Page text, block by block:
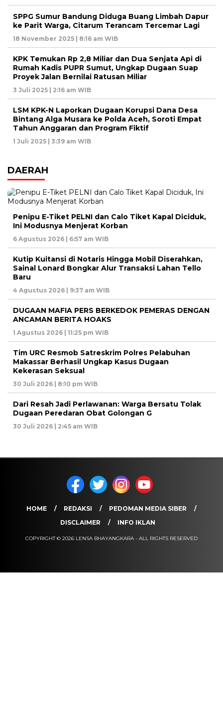
SPPG Sumur Bandung Diduga Buang Limbah Dapur
ke Parit Warga, Citarum Terancam Tercemar Lagi
18 November 2025 | 8:16 am WIB
KPK Temukan Rp 2,8 Miliar dan Dua Senjata Api di
Rumah Kadis PUPR Sumut, Ungkap Dugaan Suap
Proyek Jalan Bernilai Ratusan Miliar
3 Juli 2025 | 2:16 am WIB
LSM KPK-N Laporkan Dugaan Korupsi Dana Desa
Bintang Alga Musara ke Polda Aceh, Soroti Empat
Tahun Anggaran dan Program Fiktif
1 Juli 2025 | 3:39 am WIB
DAERAH
Penipu E-Tiket PELNI dan Calo Tiket Kapal Diciduk,
Ini Modusnya Menjerat Korban
6 Agustus 2026 | 6:57 am WIB
Kutip Kuitansi di Notaris Hingga Mobil Diserahkan,
Sainal Lonard Bongkar Alur Transaksi Lahan Tello
Baru
4 Agustus 2026 | 9:37 am WIB
DUGAAN MAFIA PERS BERKEDOK PEMERAS DENGAN
ANCAMAN BERITA HOAKS
1 Agustus 2026 | 11:25 pm WIB
Tim URC Resmob Satreskrim Polres Pelabuhan
Makassar Berhasil Ungkap Kasus Dugaan
Kekerasan Seksual
30 Juli 2026 | 8:10 pm WIB
Dari Resah Jadi Perlawanan: Warga Bersatu Tolak
Dugaan Peredaran Obat Golongan G
30 Juli 2026 | 2:45 am WIB
HOME REDAKSI
PEDOMAN MEDIA SIBER
DISCLAIMER
INFO IKLAN
COPYRIGHT © 2026 LENSA BHAYANGKARA - ALL RIGHTS RESERVED